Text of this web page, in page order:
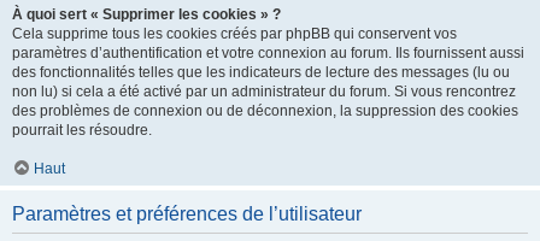
À quoi sert « Supprimer les cookies » ?
Cela supprime tous les cookies créés par phpBB qui conservent vos
paramètres d’authentification et votre connexion au forum. Ils fournissent aussi
des fonctionnalités telles que les indicateurs de lecture des messages (lu ou
non lu) si cela a été activé par un administrateur du forum. Si vous rencontrez
des problèmes de connexion ou de déconnexion, la suppression des cookies
pourrait les résoudre.
Haut
Paramètres et préférences de l’utilisateur